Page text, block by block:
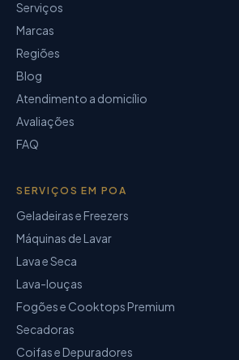
Serviços
Marcas
Regiões
Blog
Atendimento a domicílio
Avaliações
FAQ
SERVIÇOS EM POA
Geladeiras e Freezers
Máquinas de Lavar
Lava e Seca
Lava-louças
Fogões e Cooktops Premium
Secadoras
Coifas e Depuradores